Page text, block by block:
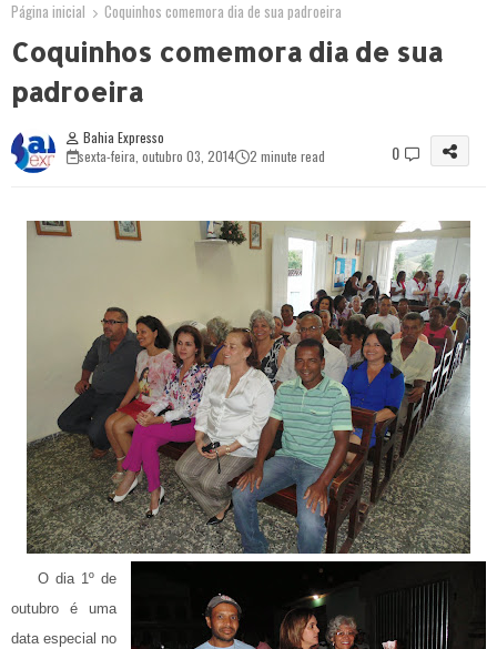
Página inicial Coquinhos comemora dia de sua padroeira
Coquinhos comemora dia de sua
padroeira
Bahia Expresso
sexta-feira, outubro 03, 2014
2 minute read 0
O dia 1º de
outubro é uma
data especial no